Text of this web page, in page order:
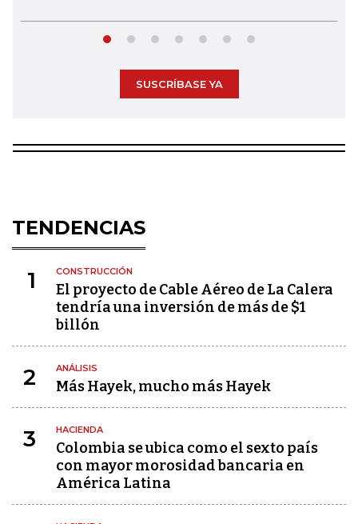
SUSCRÍBASE YA
TENDENCIAS
1 CONSTRUCCIÓN
El proyecto de Cable Aéreo de La Calera
tendría una inversión de más de $1
billón
2 ANÁLISIS
Más Hayek, mucho más Hayek
3 HACIENDA
Colombia se ubica como el sexto país
con mayor morosidad bancaria en
América Latina